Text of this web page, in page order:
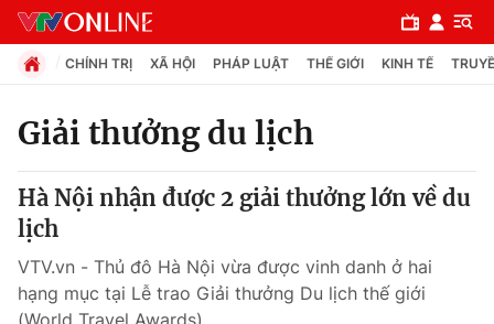
Chuyên mục
Chính trị
Xã hội
CHÍNH TRỊ XÃ HỘI PHÁP LUẬT THẾ GIỚI KINH TẾ
Giải thưởng du lịch
Hà Nội nhận được 2 giải thưởng lớn về du
lịch
VTV.vn - Thủ đô Hà Nội vừa được vinh danh ở hai
hạng mục tại Lễ trao Giải thưởng Du lịch thế giới
(World Travel Awards).